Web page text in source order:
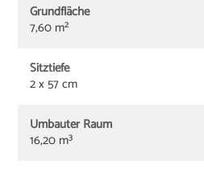
Grundfläche
7,60 m²
Sitztiefe
2 x 57 cm
Umbauter Raum
16,20 m³